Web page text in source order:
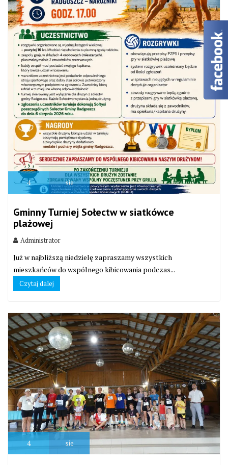
4 sie
Gminny Turniej Sołectw w siatkówce
plażowej
Administrator
Już w najbliższą niedzielę zapraszamy wszystkich
mieszkańców do wspólnego kibicowania podczas...
Czytaj dalej
4 sie